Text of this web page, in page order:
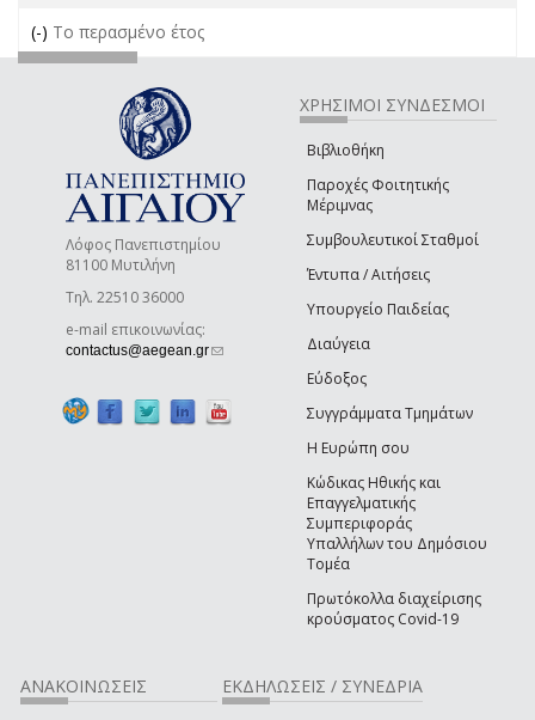
(-) Remove Το περασμένο έτος filter
Το περασμένο έτος
Λόφος Πανεπιστημίου
81100 Μυτιλήνη
Τηλ. 22510 36000
e-mail επικοινωνίας:
contactus@aegean.gr(link sends e-mail)
ΧΡΗΣΙΜΟΙ ΣΥΝΔΕΣΜΟΙ
Βιβλιοθήκη
Παροχές Φοιτητικής
Μέριμνας
Συμβουλευτικοί Σταθμοί
Έντυπα / Αιτήσεις
Υπουργείο Παιδείας
Διαύγεια
Εύδοξος
Συγγράμματα Τμημάτων
Η Ευρώπη σου
Κώδικας Ηθικής και
Επαγγελματικής
Συμπεριφοράς
Υπαλλήλων του Δημόσιου
Τομέα
Πρωτόκολλα διαχείρισης
κρούσματος Covid-19
ΑΝΑΚΟΙΝΩΣΕΙΣ ΕΚΔΗΛΩΣΕΙΣ / ΣΥΝΕΔΡΙΑ